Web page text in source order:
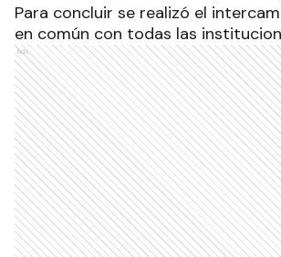
Para concluir se realizó el
en común con todas las
Ads